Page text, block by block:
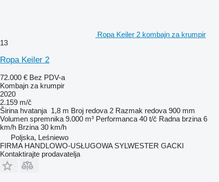
Ropa Keiler 2 kombajn za krumpir
13
Ropa Keiler 2
72.000 € Bez PDV-a
Kombajn za krumpir
2020
2.159 m/č
Širina hvatanja 1,8 m Broj redova 2 Razmak redova 900 mm
Volumen spremnika 9.000 m³ Performanca 40 t/č Radna brzina 6
km/h Brzina 30 km/h
Poljska, Leśniewo
FIRMA HANDLOWO-USŁUGOWA SYLWESTER GACKI
Kontaktirajte prodavatelja